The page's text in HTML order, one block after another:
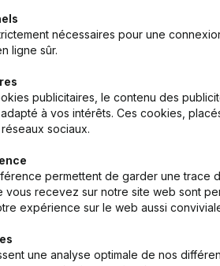
nécessaires pour une
ligne sûr.
publicitaires, le contenu des
à vos intérêts. Ces cookies,
sociaux.
permettent de garder une trace
vous recevez sur notre site web sont
expérience sur le web aussi
une analyse optimale de nos
Produit
d’entreprise